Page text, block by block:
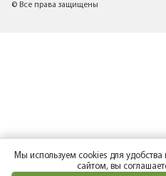
© Все права защищены
Мы используем cookies для
сайтом, вы